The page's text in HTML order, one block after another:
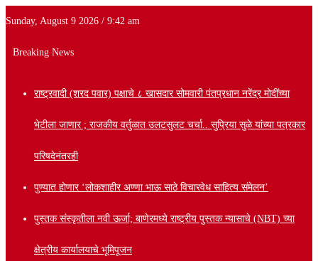
Sunday, August 9 2026 / 9:42 am
Breaking News
राष्ट्रवादी (शरद पवार) पक्षाचे ८ खासदार सोमवारी पंतप्रधान नरेंद्र मोदींच्या
भेटीला जाणार ; राजकीय वर्तुळात उलटसुलट चर्चा.. सुप्रिया सुळे यांच्या पत्रकार
परिषदेनंतरही
पुण्यात होणार ‘लोकशाहीर अण्णा भाऊ साठे विचारवेध साहित्य संमेलन’
पुस्तक संस्कृतीला नवी ऊर्जा; बाणेरमध्ये राष्ट्रीय पुस्तक न्यासाचे (NBT) च्या
क्षेत्रीय कार्यालयाचे भूमिपूजन